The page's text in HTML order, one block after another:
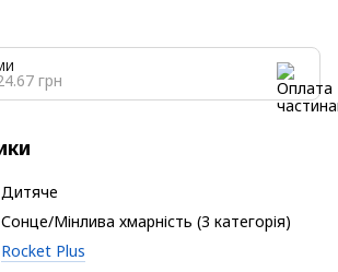
грн
Дитяче
Сонце/Мінлива хмарність (3 категорія)
Rocket Plus